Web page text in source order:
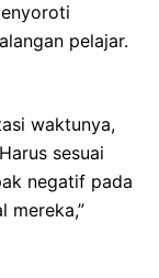
pelajar.
waktunya,
sesuai
negatif pada
mereka,”